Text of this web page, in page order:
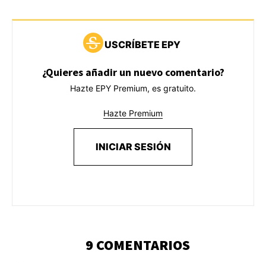
USCRÍBETE EPY
¿Quieres añadir un nuevo comentario?
Hazte EPY Premium, es gratuito.
Hazte Premium
INICIAR SESIÓN
9 COMENTARIOS